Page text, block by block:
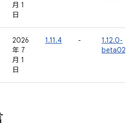
月 1
日
2026
年 7
月 1
日
1.11.4 -
1.12.0-
beta02